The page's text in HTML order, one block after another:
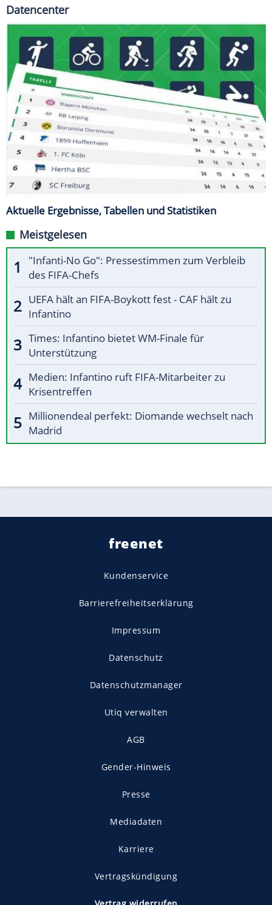
Datencenter
Aktuelle Ergebnisse, Tabellen und Statistiken
Meistgelesen
"Infanti-No Go": Pressestimmen zum Verbleib
des FIFA-Chefs
UEFA hält an FIFA-Boykott fest - CAF hält zu
Infantino
Times: Infantino bietet WM-Finale für
Unterstützung
Medien: Infantino ruft FIFA-Mitarbeiter zu
Krisentreffen
Millionendeal perfekt: Diomande wechselt nach
Madrid
freenet
Kundenservice
Barrierefreiheitserklärung
Impressum
Datenschutz
Datenschutzmanager
Utiq verwalten
AGB
Gender-Hinweis
Presse
Mediadaten
Karriere
Vertragskündigung